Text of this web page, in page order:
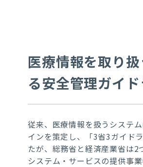
医療情報を取り
る安全管理ガイ
従来、医療情報を扱うシステ
インを策定し、「3省3ガイド
たが、総務省と経済産業省は
システム・サービスの提供事